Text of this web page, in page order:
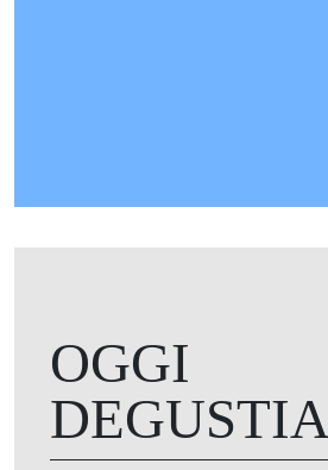
OGGI